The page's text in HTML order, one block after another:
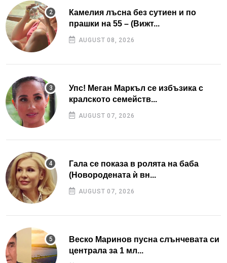
Камелия лъсна без сутиен и по
прашки на 55 – (Вижт...
AUGUST 08, 2026
Упс! Меган Маркъл се избъзика с
кралското семейств...
AUGUST 07, 2026
Гала се показа в ролята на баба
(Новородената ѝ вн...
AUGUST 07, 2026
Веско Маринов пусна слънчевата си
централа за 1 мл...